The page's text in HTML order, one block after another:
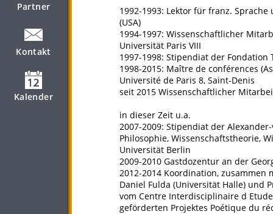
Partner
Kontakt
Kalender
1992-1993: Lektor für franz.
(USA)
1994-1997: Wissenschaftlicher
Universität Paris VIII
1997-1998: Stipendiat der
1998-2015: Maître de conférences
Université de Paris 8, Saint-Denis
seit 2015 Wissenschaftlicher
in dieser Zeit u.a.
2007-2009: Stipendiat der
Philosophie, Wissenschaftstheorie,
Universität Berlin
2009-2010 Gastdozentur an der
2012-2014 Koordination, zusammen
Daniel Fulda (Universität Halle) und
vom Centre Interdisciplinaire d
geförderten Projektes Poétique du